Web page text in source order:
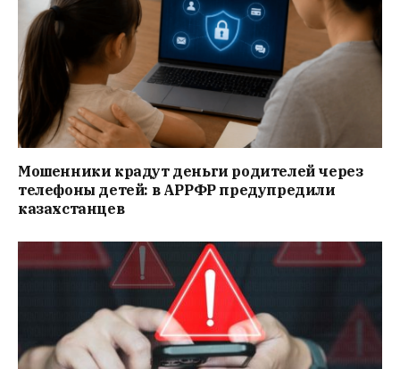
Мошенники крадут деньги родителей через
телефоны детей: в АРРФР предупредили
казахстанцев